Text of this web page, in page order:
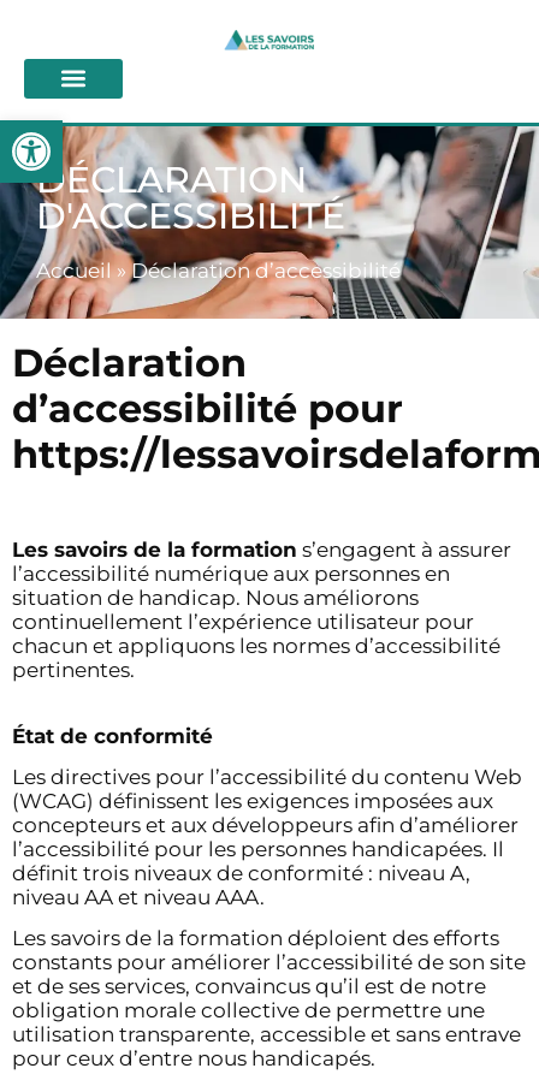
Ouvrir la barre d’outils
DÉCLARATION
D'ACCESSIBILITÉ
Accueil»Déclaration d’accessibilité
Déclaration
d’accessibilité pour
https://
Les savoirs de la formation s’engagent à assurer
l’accessibilité numérique aux personnes en
situation de handicap. Nous améliorons
continuellement l’expérience utilisateur pour
chacun et appliquons les normes d’accessibilité
pertinentes.
État de conformité
Les directives pour l’accessibilité du contenu Web
(WCAG) définissent les exigences imposées aux
concepteurs et aux développeurs afin d’améliorer
l’accessibilité pour les personnes handicapées. Il
définit trois niveaux de conformité : niveau A,
niveau AA et niveau AAA.
Les savoirs de la formation déploient des efforts
constants pour améliorer l’accessibilité de son site
et de ses services, convaincus qu’il est de notre
obligation morale collective de permettre une
utilisation transparente, accessible et sans entrave
pour ceux d’entre nous handicapés.